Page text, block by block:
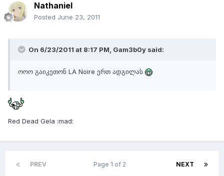
Nathaniel
Posted June 23, 2011
On 6/23/2011 at 8:17 PM, Gam3b0y said:
ოოო გაიკეთონ LA Noire ერთ ადგილას
Red Dead Gela :mad:
PREV NEXT
Page 1 of 2